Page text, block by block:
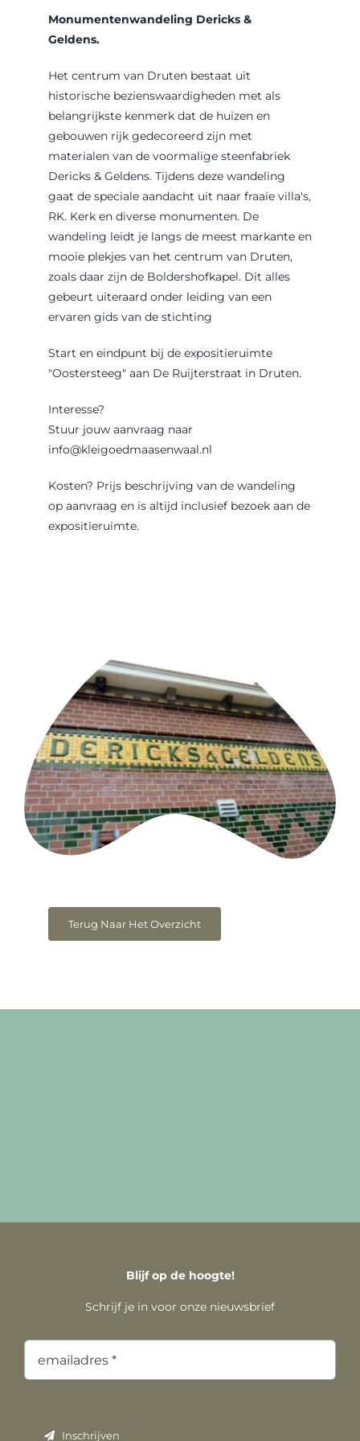
Zoeken
Monumentenwandeling Dericks &
Geldens.
Het centrum van Druten bestaat uit
historische bezienswaardigheden met als
belangrijkste kenmerk dat de huizen en
gebouwen rijk gedecoreerd zijn met
materialen van de voormalige steenfabriek
Dericks & Geldens. Tijdens deze wandeling
gaat de speciale aandacht uit naar fraaie villa's,
RK. Kerk en diverse monumenten. De
wandeling leidt je langs de meest markante en
mooie plekjes van het centrum van Druten,
zoals daar zijn de Boldershofkapel. Dit alles
gebeurt uiteraard onder leiding van een
ervaren gids van de stichting
Start en eindpunt bij de expositieruimte
"Oostersteeg" aan De Ruijterstraat in Druten.
Interesse?
Stuur jouw aanvraag naar
info@kleigoedmaasenwaal.nl
Kosten? Prijs beschrijving van de wandeling
op aanvraag en is altijd inclusief bezoek aan de
expositieruimte.
Terug Naar Het Overzicht
Blijf op de hoogte!
Schrijf je in voor onze nieuwsbrief
Inschrijven